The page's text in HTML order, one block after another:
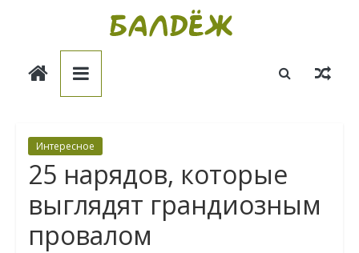
Балдёж
Интересное
25 нарядов, которые
выглядят грандиозным
провалом